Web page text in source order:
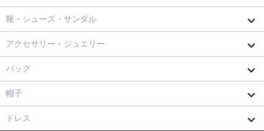
靴・シューズ・サンダル
アクセサリー・ジュエリー
バッグ
帽子
ドレス